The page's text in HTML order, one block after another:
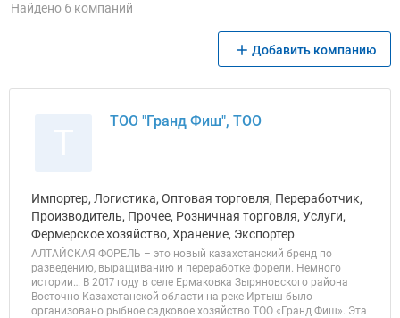
Найдено 6 компаний
Добавить компанию
ТОО "Гранд Фиш", ТОО
Импортер, Логистика, Оптовая торговля, Переработчик,
Производитель, Прочее, Розничная торговля, Услуги,
Фермерское хозяйство, Хранение, Экспортер
АЛТАЙСКАЯ ФОРЕЛЬ – это новый казахстанский бренд по
разведению, выращиванию и переработке форели. Немного
истории… В 2017 году в селе Ермаковка Зыряновского района
Восточно-Казахстанской области на реке Иртыш было
организовано рыбное садковое хозяйство ТОО «Гранд Фиш». Эта